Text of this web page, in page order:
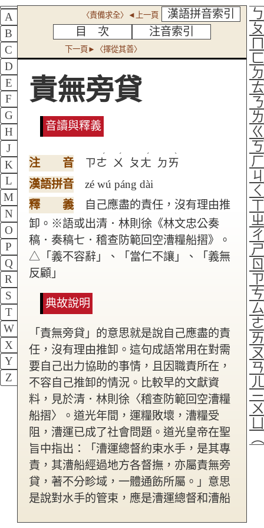
A
B
C
D
E
F
G
H
J
K
L
M
N
O
P
Q
R
S
T
W
X
Y
Z
〈責備求全〉◄上一頁
漢語拼音索引
目 次
注音索引
下一頁►〈擇從其善〉
責無旁貸
音讀與釋義
注 音 ㄗㄜ
ˊ
ㄨ
ˊ
ㄆㄤ
ˊ
ㄉㄞ
ˋ
漢語拼音
zé wú páng dài
釋 義
自己應盡的責任，沒有理由推
卸。※語或出清．林則徐《林文忠公奏
稿．奏稿七．稽查防範回空漕糧船摺》。
△「義不容辭」、「當仁不讓」、「義無
反顧」
典故說明
「責無旁貸」的意思就是說自己應盡的責
任，沒有理由推卸。這句成語常用在對需
要自己出力協助的事情，且因職責所在，
不容自己推卸的情況。比較早的文獻資
料，見於清．林則徐〈稽查防範回空漕糧
船摺〉。道光年間，運糧敗壞，漕糧受
阻，漕運已成了社會問題。道光皇帝在聖
旨中指出：「漕運總督約束水手，是其專
責，其漕船經過地方各督撫，亦屬責無旁
貸，著不分畛域，一體通飭所屬。」意思
是說對水手的管束，應是漕運總督和漕船